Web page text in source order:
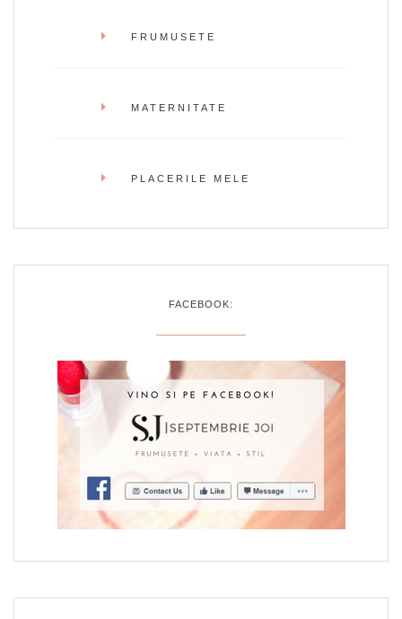
FRUMUSETE
MATERNITATE
PLACERILE MELE
FACEBOOK: